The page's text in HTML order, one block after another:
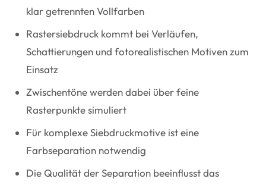
klar getrennten Vollfarben
Rastersiebdruck kommt bei Verläufen,
Schattierungen und fotorealistischen Motiven zum
Einsatz
Zwischentöne werden dabei über feine
Rasterpunkte simuliert
Für komplexe Siebdruckmotive ist eine
Farbseparation notwendig
Die Qualität der Separation beeinflusst das